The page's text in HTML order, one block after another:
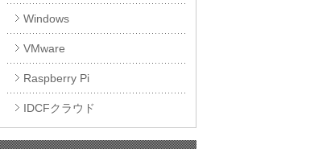
Windows
VMware
Raspberry Pi
IDCFクラウド